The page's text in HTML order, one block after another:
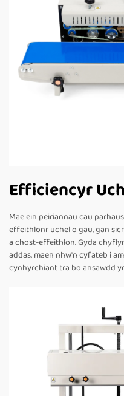
Efficiencyr
Mae ein peiriannau cau
effeithlonr uchel o gau, gan
a chost-effeithlon. Gyda
addas, maen nhw'n cyfateb i
cynhyrchiant tra bo ansawdd